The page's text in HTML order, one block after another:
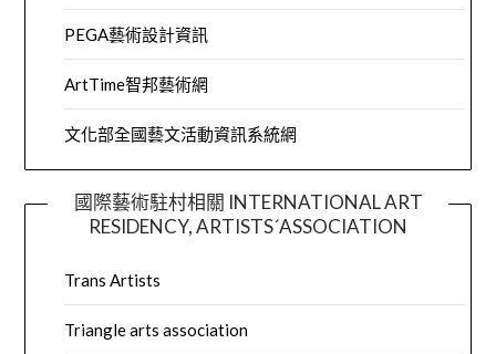
PEGA藝術設計資訊
ArtTime智邦藝術網
文化部全國藝文活動資訊系統網
國際藝術駐村相關 INTERNATIONAL ART
RESIDENCY, ARTISTS´ASSOCIATION
Trans Artists
Triangle arts association